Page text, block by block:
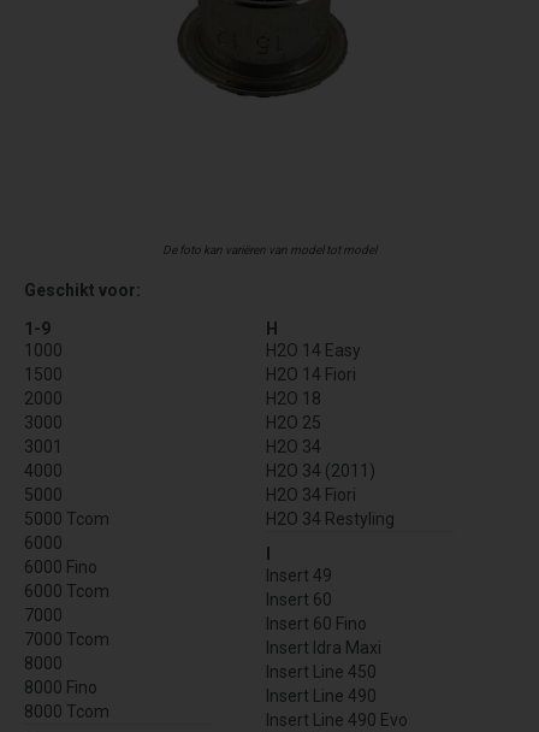
De foto kan variëren van model tot model
Geschikt voor:
1-9
1000
1500
2000
3000
3001
4000
5000
5000 Tcom
6000
6000 Fino
6000 Tcom
7000
7000 Tcom
8000
8000 Fino
8000 Tcom
H
H2O 14 Easy
H2O 14 Fiori
H2O 18
H2O 25
H2O 34
H2O 34 (2011)
H2O 34 Fiori
H2O 34 Restyling
Insert 49
Insert 60
Insert 60 Fino
Insert Idra Maxi
Insert Line 450
Insert Line 490
Insert Line 490 Evo